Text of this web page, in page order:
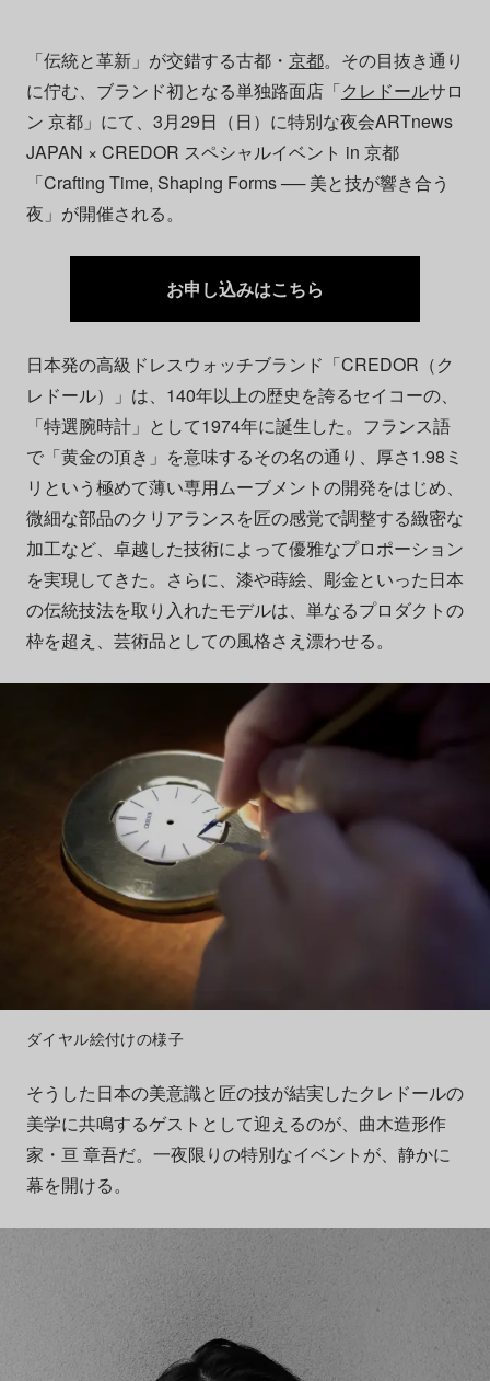
「伝統と革新」が交錯する古都・ 京都。その目抜き通り
に佇む、ブランド初となる単独路面店「クレドールサロ
ン 京都」にて、3月29日（日）に特別な夜会ARTnews
JAPAN × CREDOR スペシャルイベント in 京都
「Crafting Time, Shaping Forms ── 美と技が響き合う
夜」が開催される。
お申し込みはこちら
日本発の高級ドレスウォッチブランド「CREDOR（ク
レドール）」は、140年以上の歴史を誇るセイコーの、
「特選腕時計」として1974年に誕生した。フランス語
で「黄金の頂き」を意味するその名の通り、厚さ1.98ミ
リという極めて薄い専用ムーブメントの開発をはじめ、
微細な部品のクリアランスを匠の感覚で調整する緻密な
加工など、卓越した技術によって優雅なプロポーション
を実現してきた。さらに、漆や蒔絵、彫金といった日本
の伝統技法を取り入れたモデルは、単なるプロダクトの
枠を超え、芸術品としての風格さえ漂わせる。
ダイヤル絵付けの様子
そうした日本の美意識と匠の技が結実したクレドールの
美学に共鳴するゲストとして迎えるのが、曲木造形作
家・亘 章吾だ。一夜限りの特別なイベントが、静かに
幕を開ける。